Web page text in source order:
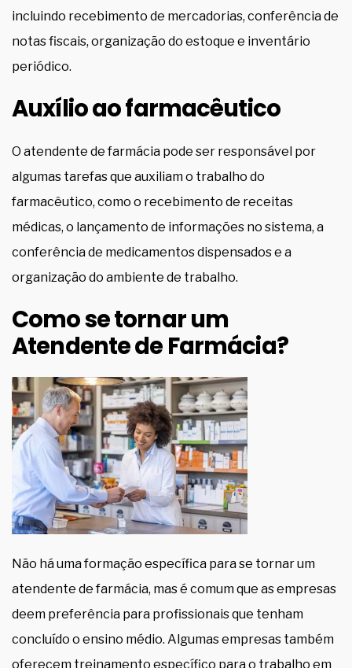
incluindo recebimento de mercadorias, conferência de
notas fiscais, organização do estoque e inventário
periódico.
Auxílio ao farmacêutico
O atendente de farmácia pode ser responsável por
algumas tarefas que auxiliam o trabalho do
farmacêutico, como o recebimento de receitas
médicas, o lançamento de informações no sistema, a
conferência de medicamentos dispensados e a
organização do ambiente de trabalho.
Como se tornar um
Atendente de Farmácia?
Não há uma formação específica para se tornar um
atendente de farmácia, mas é comum que as empresas
deem preferência para profissionais que tenham
concluído o ensino médio. Algumas empresas também
oferecem treinamento específico para o trabalho em